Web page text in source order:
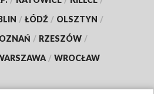
/ ŁÓDŹ / OLSZTYN /
/ RZESZÓW /
/ WROCŁAW